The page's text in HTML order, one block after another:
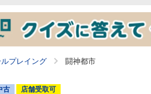
ルプレイング 闘神都市
古 店舗受取可